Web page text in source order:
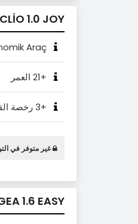
CLİO 1.0 JOY
Araç
+21 العمر
+3 رخصة القيادة السنوية
غير متوفر في
1.6 EASY